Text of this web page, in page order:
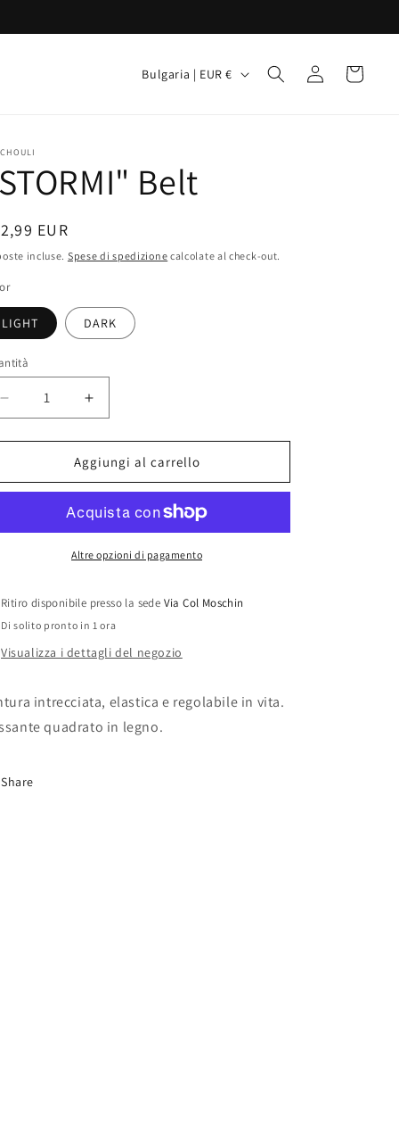
e
r
a
r
a
f
i
c
a
Bulgaria | EUR € Accedi Carrello
Belt
EUR
incluse. Spese di spedizione calcolate al check-out.
LIGHT DARK
Diminuisci
quantità
per
&quot;STORMI&quot;
Belt
Aumenta
quantità
per
&quot;STORMI&quot;
Belt
Aggiungi al carrello
Altre opzioni di pagamento
Ritiro disponibile presso la sede Via Col Moschin
Di solito pronto in 1 ora
Visualizza i dettagli del negozio
intrecciata, elastica e regolabile in vita.
quadrato in legno.
Share